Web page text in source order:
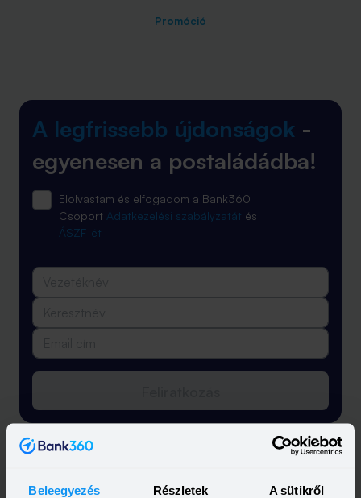
Beleegyezés Részletek A sütikről
Promóció
A legfrissebb újdonságok -
egyenesen a postaládádba!
Elolvastam és elfogadom a Bank360
Csoport Adatkezelési szabályzatát és
ÁSZF-ét